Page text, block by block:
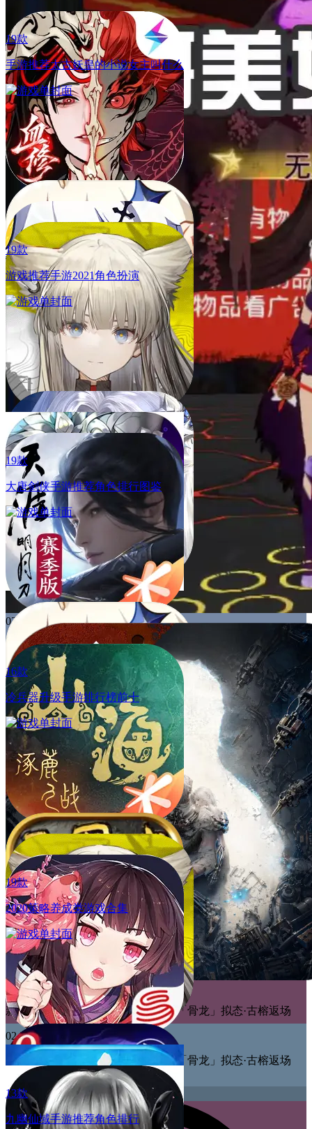
03.16
「雅月琴音」限定卡池开启，SSR武魂【礼乐之琴-唐月华】
上线，【噬魂蛛皇】武魂返场
03.16
「雅月琴音」限定卡池开启，SSR武魂【礼乐之琴-唐月华】
上线，【噬魂蛛皇】武魂返场
03.11
全新玩法[斗魂弈界策略对决]上线，全新养成[武魂真身]开
启，团战玩法[天羽圣裁]，[强敌再临]新章节解锁
03.11
全新玩法[斗魂弈界策略对决]上线，全新养成[武魂真身]开
启，团战玩法[天羽圣裁]，[强敌再临]新章节解锁
02.24
新武魂「帝殒」拟态·莫长歌上线，「骨龙」拟态·古榕返场
02.24
新武魂「帝殒」拟态·莫长歌上线，「骨龙」拟态·古榕返场
19款
手游推荐太古妖皇的小说女主叫什么
19款
游戏推荐手游2021角色扮演
19款
大唐剑侠手游推荐角色排行图鉴
16款
冷兵器升级手游排行榜前十
19款
2020策略养成类游戏合集
13款
九幽仙域手游推荐角色排行